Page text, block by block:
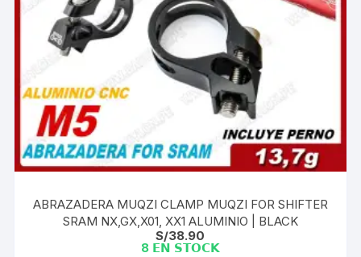
ABRAZADERA MUQZI CLAMP MUQZI FOR SHIFTER
SRAM NX,GX,X01, XX1 ALUMINIO | BLACK
S/38.90
8 𝗘𝗡 𝗦𝗧𝗢𝗖𝗞